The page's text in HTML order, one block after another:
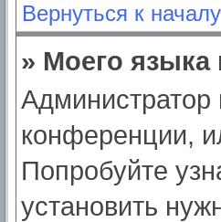
Вернуться к началу
» Моего языка
Администратор
конференции,
Попробуйте
установить